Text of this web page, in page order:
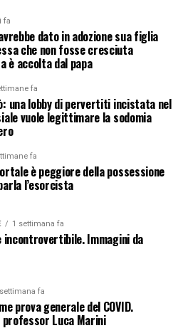
fa
dato in adozione sua figlia
che non fosse cresciuta
è accolta dal papa
fa
una lobby di pervertiti incistata nel
vuole legittimare la sodomia
fa
è peggiore della possessione
l’esorcista
1 settimana fa
incontrovertibile. Immagini da
fa
prova generale del COVID.
Luca Marini